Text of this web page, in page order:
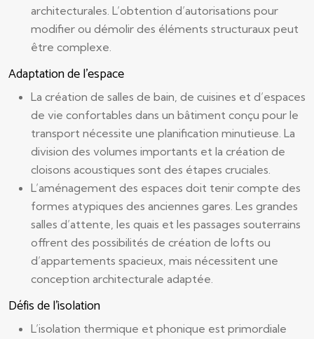
architecturales. L’obtention d’autorisations pour
modifier ou démolir des éléments structuraux peut
être complexe.
Adaptation de l’espace
La création de salles de bain, de cuisines et d’espaces
de vie confortables dans un bâtiment conçu pour le
transport nécessite une planification minutieuse. La
division des volumes importants et la création de
cloisons acoustiques sont des étapes cruciales.
L’aménagement des espaces doit tenir compte des
formes atypiques des anciennes gares. Les grandes
salles d’attente, les quais et les passages souterrains
offrent des possibilités de création de lofts ou
d’appartements spacieux, mais nécessitent une
conception architecturale adaptée.
Défis de l’isolation
L’isolation thermique et phonique est primordiale